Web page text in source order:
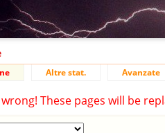
Altre stat. Avanzate
These pages will be